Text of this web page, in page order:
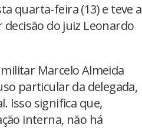
quarta-feira (13) e teve a
decisão do juiz Leonardo
Marcelo Almeida
particular da delegada,
Isso significa que,
interna, não há